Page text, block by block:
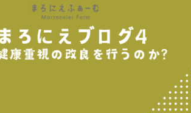
社は、酪農総合情報
とする酪農家のた
酪農場がどんどん
創
代